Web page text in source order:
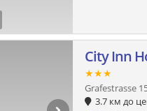
City Inn
★★★
Grafestrasse
3.7 км до